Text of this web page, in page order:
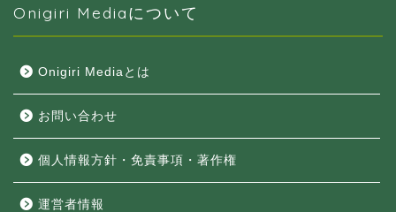
Onigiri Mediaについて
Onigiri Mediaとは
お問い合わせ
個人情報方針・免責事項・著作権
運営者情報